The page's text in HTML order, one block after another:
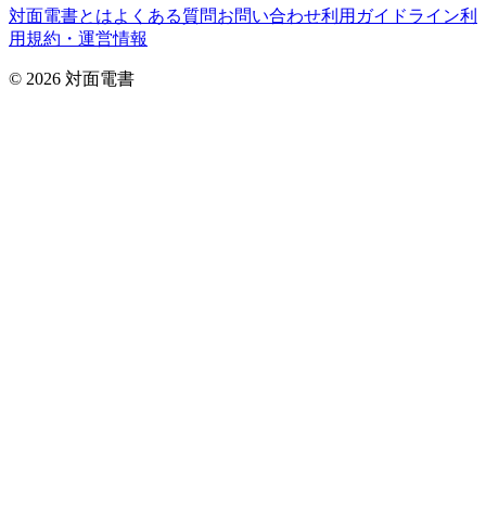
対面電書とはよくある質問お問い合わせ利用ガイドライン利
用規約・運営情報
© 2026 対面電書